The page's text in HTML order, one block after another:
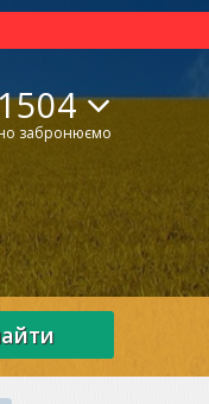
забронюємо